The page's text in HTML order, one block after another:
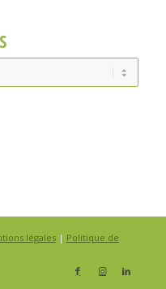
légales| Politique de